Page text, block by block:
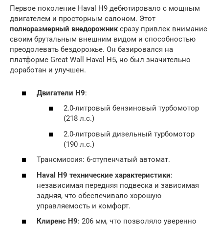
Первое поколение Haval H9 дебютировало с мощным
двигателем и просторным салоном. Этот
полноразмерный внедорожниксразу привлек внимание
своим брутальным внешним видом и способностью
преодолевать бездорожье. Он базировался на
платформе Great Wall Haval H5, но был значительно
доработан и улучшен.
Двигатели H9:
2.0-литровый бензиновый турбомотор
(218 л.с.)
2.0-литровый дизельный турбомотор
(190 л.с.)
Трансмиссия: 6-ступенчатый автомат.
Haval H9 технические характеристики:
независимая передняя подвеска и зависимая
задняя, что обеспечивало хорошую
управляемость и комфорт.
Клиренс H9: 206 мм, что позволяло уверенно